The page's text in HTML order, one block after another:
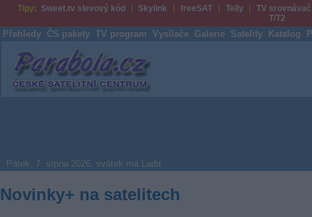
Tipy: Sweet.tv slevový kód Skylink freeSAT Telly
TV srovnávač
T/T2
Přehledy ČS pakety TV program Vysílače Galerie Satelity Katalog
Parabola.cz
Pátek, 7. srpna 2026, svátek má Lada
Novinky+ na satelitech